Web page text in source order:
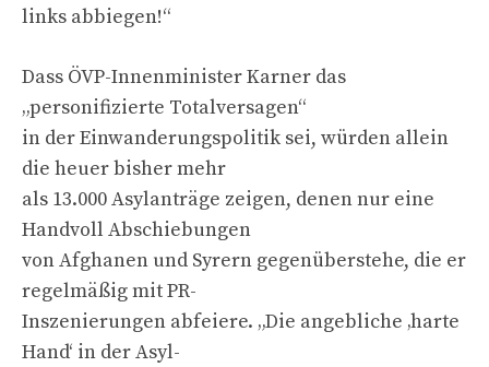
links abbiegen!“
Dass ÖVP-Innenminister Karner das
„personifizierte Totalversagen“
in der Einwanderungspolitik sei, würden allein
die heuer bisher mehr
als 13.000 Asylanträge zeigen, denen nur eine
Handvoll Abschiebungen
von Afghanen und Syrern gegenüberstehe, die er
regelmäßig mit PR-
Inszenierungen abfeiere. „Die angebliche ‚harte
Hand‘ in der Asyl-